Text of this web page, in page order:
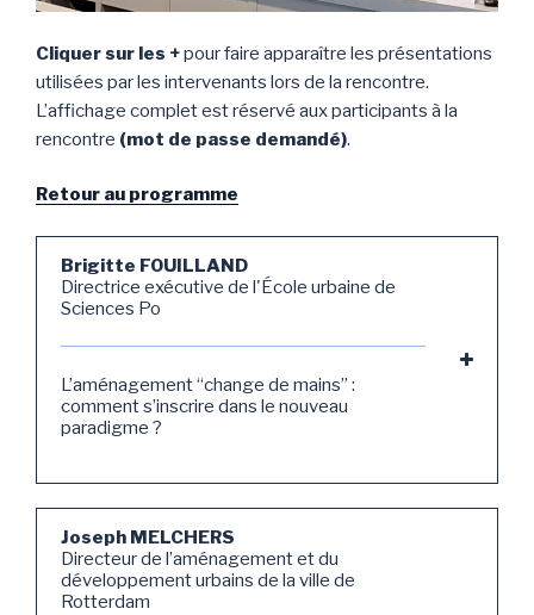
Cliquer sur les +pour faire apparaître les présentations
utilisées par les intervenants lors de la rencontre.
L’affichage complet est réservé aux participants à la
rencontre (mot de passe demandé).
Retour au programme
Brigitte FOUILLAND
Directrice exécutive de l'École urbaine de
Sciences Po
L’aménagement “change de mains” :
comment s’inscrire dans le nouveau
paradigme ?
Joseph MELCHERS
Directeur de l’aménagement et du
développement urbains de la ville de
Rotterdam